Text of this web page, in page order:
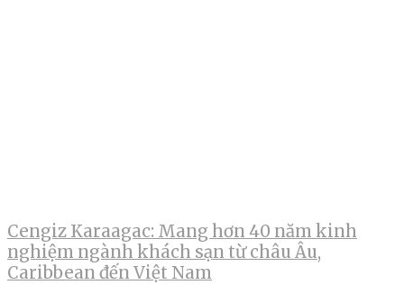
Cengiz Karaagac: Mang hơn 40 năm kinh
nghiệm ngành khách sạn từ châu Âu,
Caribbean đến Việt Nam